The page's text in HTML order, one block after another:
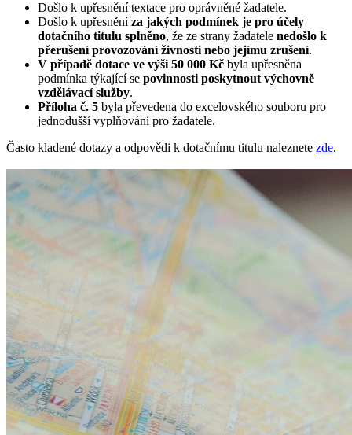
Došlo k upřesnění textace pro oprávněné žadatele.
Došlo k upřesněníza jakých podmínek je pro účely
dotačního titulu splněno, že ze strany žadatele nedošlo k
přerušení provozování živnosti nebo jejímu zrušení.
V případě dotace ve výši 50 000 Kč byla upřesněna
podmínka týkající se povinnosti poskytnout výchovně
vzdělávací služby.
Příloha č. 5 byla převedena do excelovského souboru pro
jednodušší vyplňování pro žadatele.
Často kladené dotazy a odpovědi k dotačnímu titulu naleznete zde.